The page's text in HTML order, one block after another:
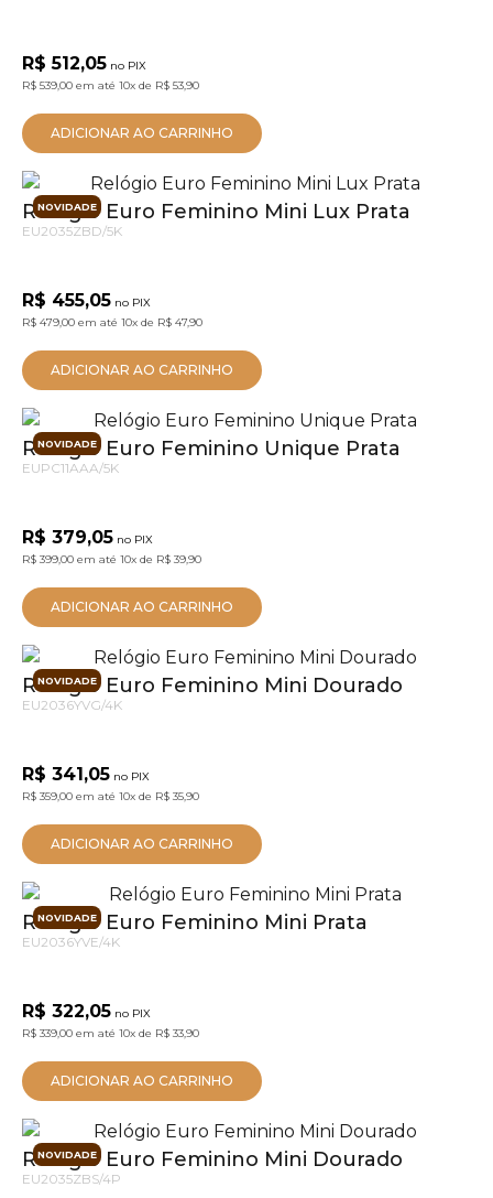
R$ 512,05 no PIX
R$ 539,00 em até 10x de R$ 53,90
ADICIONAR AO CARRINHO
NOVIDADE
Relógio Euro Feminino Mini Lux Prata
EU2035ZBD/5K
R$ 455,05 no PIX
R$ 479,00 em até 10x de R$ 47,90
ADICIONAR AO CARRINHO
NOVIDADE
Relógio Euro Feminino Unique Prata
EUPC11AAA/5K
R$ 379,05 no PIX
R$ 399,00 em até 10x de R$ 39,90
ADICIONAR AO CARRINHO
NOVIDADE
Relógio Euro Feminino Mini Dourado
EU2036YVG/4K
R$ 341,05 no PIX
R$ 359,00 em até 10x de R$ 35,90
ADICIONAR AO CARRINHO
NOVIDADE
Relógio Euro Feminino Mini Prata
EU2036YVE/4K
R$ 322,05 no PIX
R$ 339,00 em até 10x de R$ 33,90
ADICIONAR AO CARRINHO
NOVIDADE
Relógio Euro Feminino Mini Dourado
EU2035ZBS/4P